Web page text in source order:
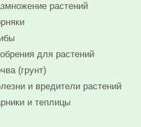
растений
для растений
(грунт)
и вредители растений
и теплицы